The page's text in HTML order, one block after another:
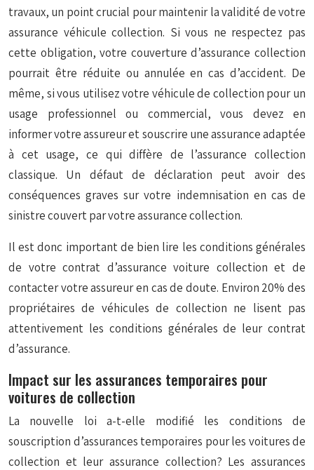
travaux, un point crucial pour maintenir la validité de votre
assurance véhicule collection. Si vous ne respectez pas
cette obligation, votre couverture d’assurance collection
pourrait être réduite ou annulée en cas d’accident. De
même, si vous utilisez votre véhicule de collection pour un
usage professionnel ou commercial, vous devez en
informer votre assureur et souscrire une assurance adaptée
à cet usage, ce qui diffère de l’assurance collection
classique. Un défaut de déclaration peut avoir des
conséquences graves sur votre indemnisation en cas de
sinistre couvert par votre assurance collection.
Il est donc important de bien lire les conditions générales
de votre contrat d’assurance voiture collection et de
contacter votre assureur en cas de doute. Environ 20% des
propriétaires de véhicules de collection ne lisent pas
attentivement les conditions générales de leur contrat
d’assurance.
Impact sur les assurances temporaires pour
voitures de collection
La nouvelle loi a-t-elle modifié les conditions de
souscription d’assurances temporaires pour les voitures de
collection et leur assurance collection? Les assurances